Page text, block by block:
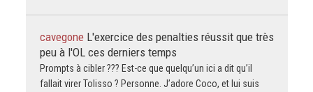
cavegone L'exercice des penalties réussit que très
peu à l'OL ces derniers temps
Prompts à cibler ??? Est-ce que quelqu’un ici a dit qu’il
fallait virer Tolisso ? Personne. J’adore Coco, et lui suis